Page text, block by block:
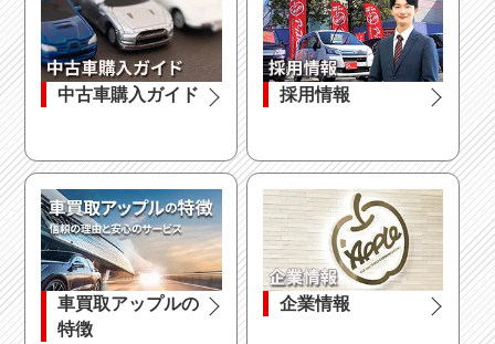
中古車購入ガイド 採用情報
車買取アップルの
特徴
企業情報